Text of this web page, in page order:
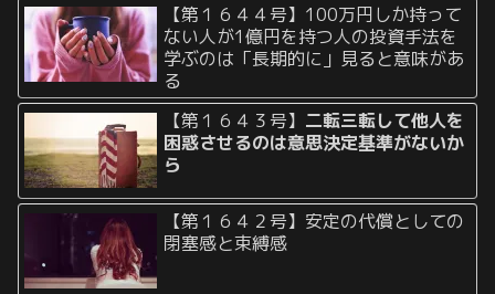
【第１６４４号】100万円しか持って
ない人が1億円を持つ人の投資手法を
学ぶのは「長期的に」見ると意味があ
る
【第１６４３号】 二転三転して他人を
困惑させるのは意思決定基準がないか
ら
【第１６４２号】安定の代償としての
閉塞感と束縛感